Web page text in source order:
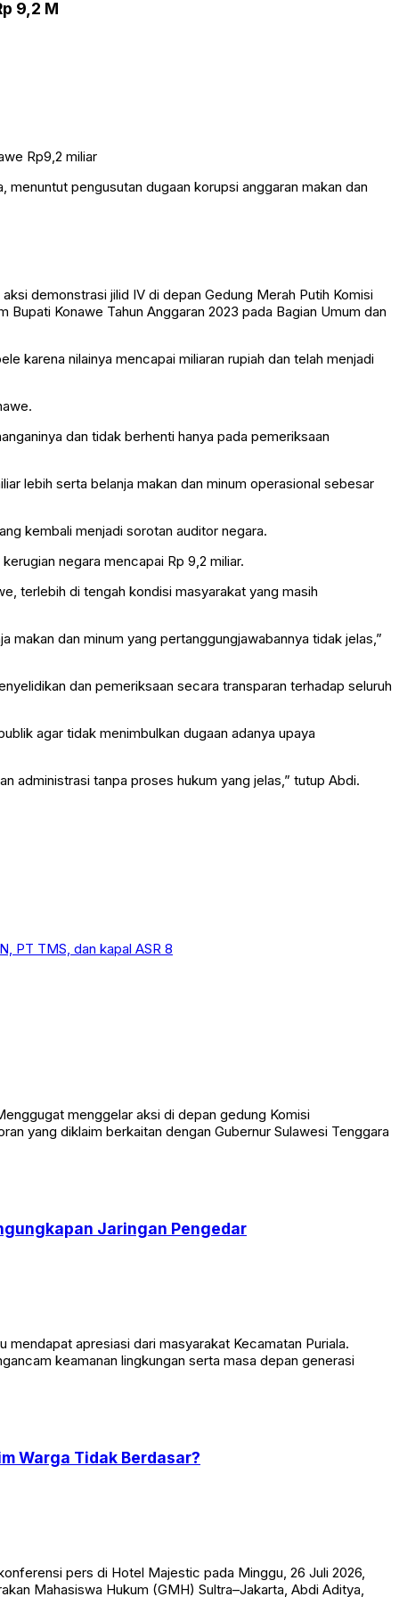
9,2 M
pengusutan dugaan korupsi anggaran makan dan
demonstrasi jilid IV di depan Gedung Merah Putih Komisi
Konawe Tahun Anggaran 2023 pada Bagian Umum dan
karena nilainya mencapai miliaran rupiah dan telah menjadi
dan tidak berhenti hanya pada pemeriksaan
lebih serta belanja makan dan minum operasional sebesar
kembali menjadi sorotan auditor negara.
negara mencapai Rp 9,2 miliar.
terlebih di tengah kondisi masyarakat yang masih
makan dan minum yang pertanggungjawabannya tidak jelas,”
dan pemeriksaan secara transparan terhadap seluruh
agar tidak menimbulkan dugaan adanya upaya
administrasi tanpa proses hukum yang jelas,” tutup Abdi.
menggelar aksi di depan gedung Komisi
yang diklaim berkaitan dengan Gubernur Sulawesi Tenggara
Jaringan Pengedar
apresiasi dari masyarakat Kecamatan Puriala.
keamanan lingkungan serta masa depan generasi
Warga Tidak Berdasar?
pers di Hotel Majestic pada Minggu, 26 Juli 2026,
Mahasiswa Hukum (GMH) Sultra–Jakarta, Abdi Aditya,